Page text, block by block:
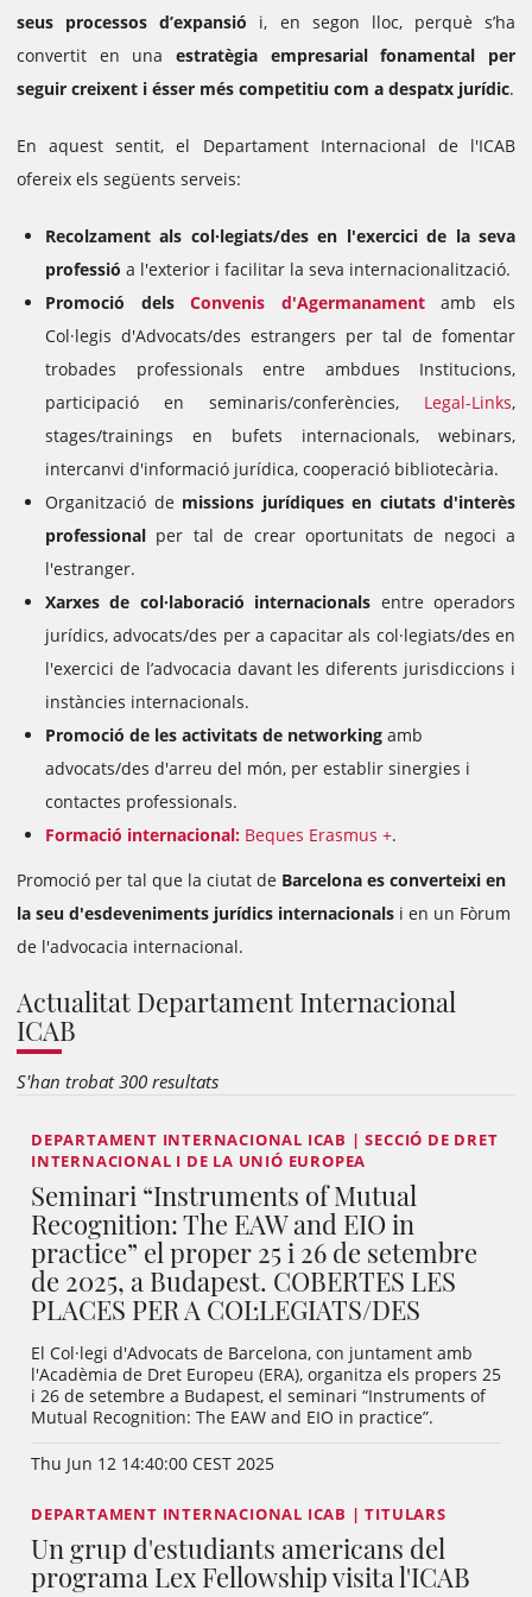
seus processos d’expansió i, en segon lloc, perquè s’ha
convertit en una estratègia empresarial fonamental per
seguir creixent i ésser més competitiu com a despatx jurídic.
En aquest sentit, el Departament Internacional de l'ICAB
ofereix els següents serveis:
Recolzament als col·legiats/des en l'exercici de la seva
professió a l'exterior i facilitar la seva internacionalització.
Promoció delsConvenis d'Agermanamentamb els
Col·legis d'Advocats/des estrangers per tal de fomentar
trobades professionals entre ambdues Institucions,
participació en seminaris/conferències, Legal-Links,
stages/trainings en bufets internacionals, webinars,
intercanvi d'informació jurídica, cooperació bibliotecària.
Organització de missions jurídiques en ciutats d'interès
professional per tal de crear oportunitats de negoci a
l'estranger.
Xarxes de col·laboració internacionals entre operadors
jurídics, advocats/des per a capacitar als col·legiats/des en
l'exercici de l’advocacia davant les diferents jurisdiccions i
instàncies internacionals.
Promoció de les activitats de networking amb
advocats/des d'arreu del món, per establir sinergies i
contactes professionals.
Formació internacional: Beques Erasmus +.
Promoció per tal que la ciutat de Barcelona es converteixi en
la seu d'esdeveniments jurídics internacionals i en un Fòrum
de l'advocacia internacional.
Actualitat Departament Internacional
ICAB
S'han trobat 300 resultats
DEPARTAMENT INTERNACIONAL ICAB | SECCIÓ DE DRET
INTERNACIONAL I DE LA UNIÓ EUROPEA
Seminari “Instruments of Mutual
Recognition: The EAW and EIO in
practice” el proper 25 i 26 de setembre
de 2025, a Budapest. COBERTES LES
PLACES PER A COL·LEGIATS/DES
El Col·legi d'Advocats de Barcelona, con juntament amb
l'Acadèmia de Dret Europeu (ERA), organitza els propers 25
i 26 de setembre a Budapest, el seminari “Instruments of
Mutual Recognition: The EAW and EIO in practice”.
Thu Jun 12 14:40:00 CEST 2025
DEPARTAMENT INTERNACIONAL ICAB | TITULARS
Un grup d'estudiants americans del
programa Lex Fellowship visita l'ICAB